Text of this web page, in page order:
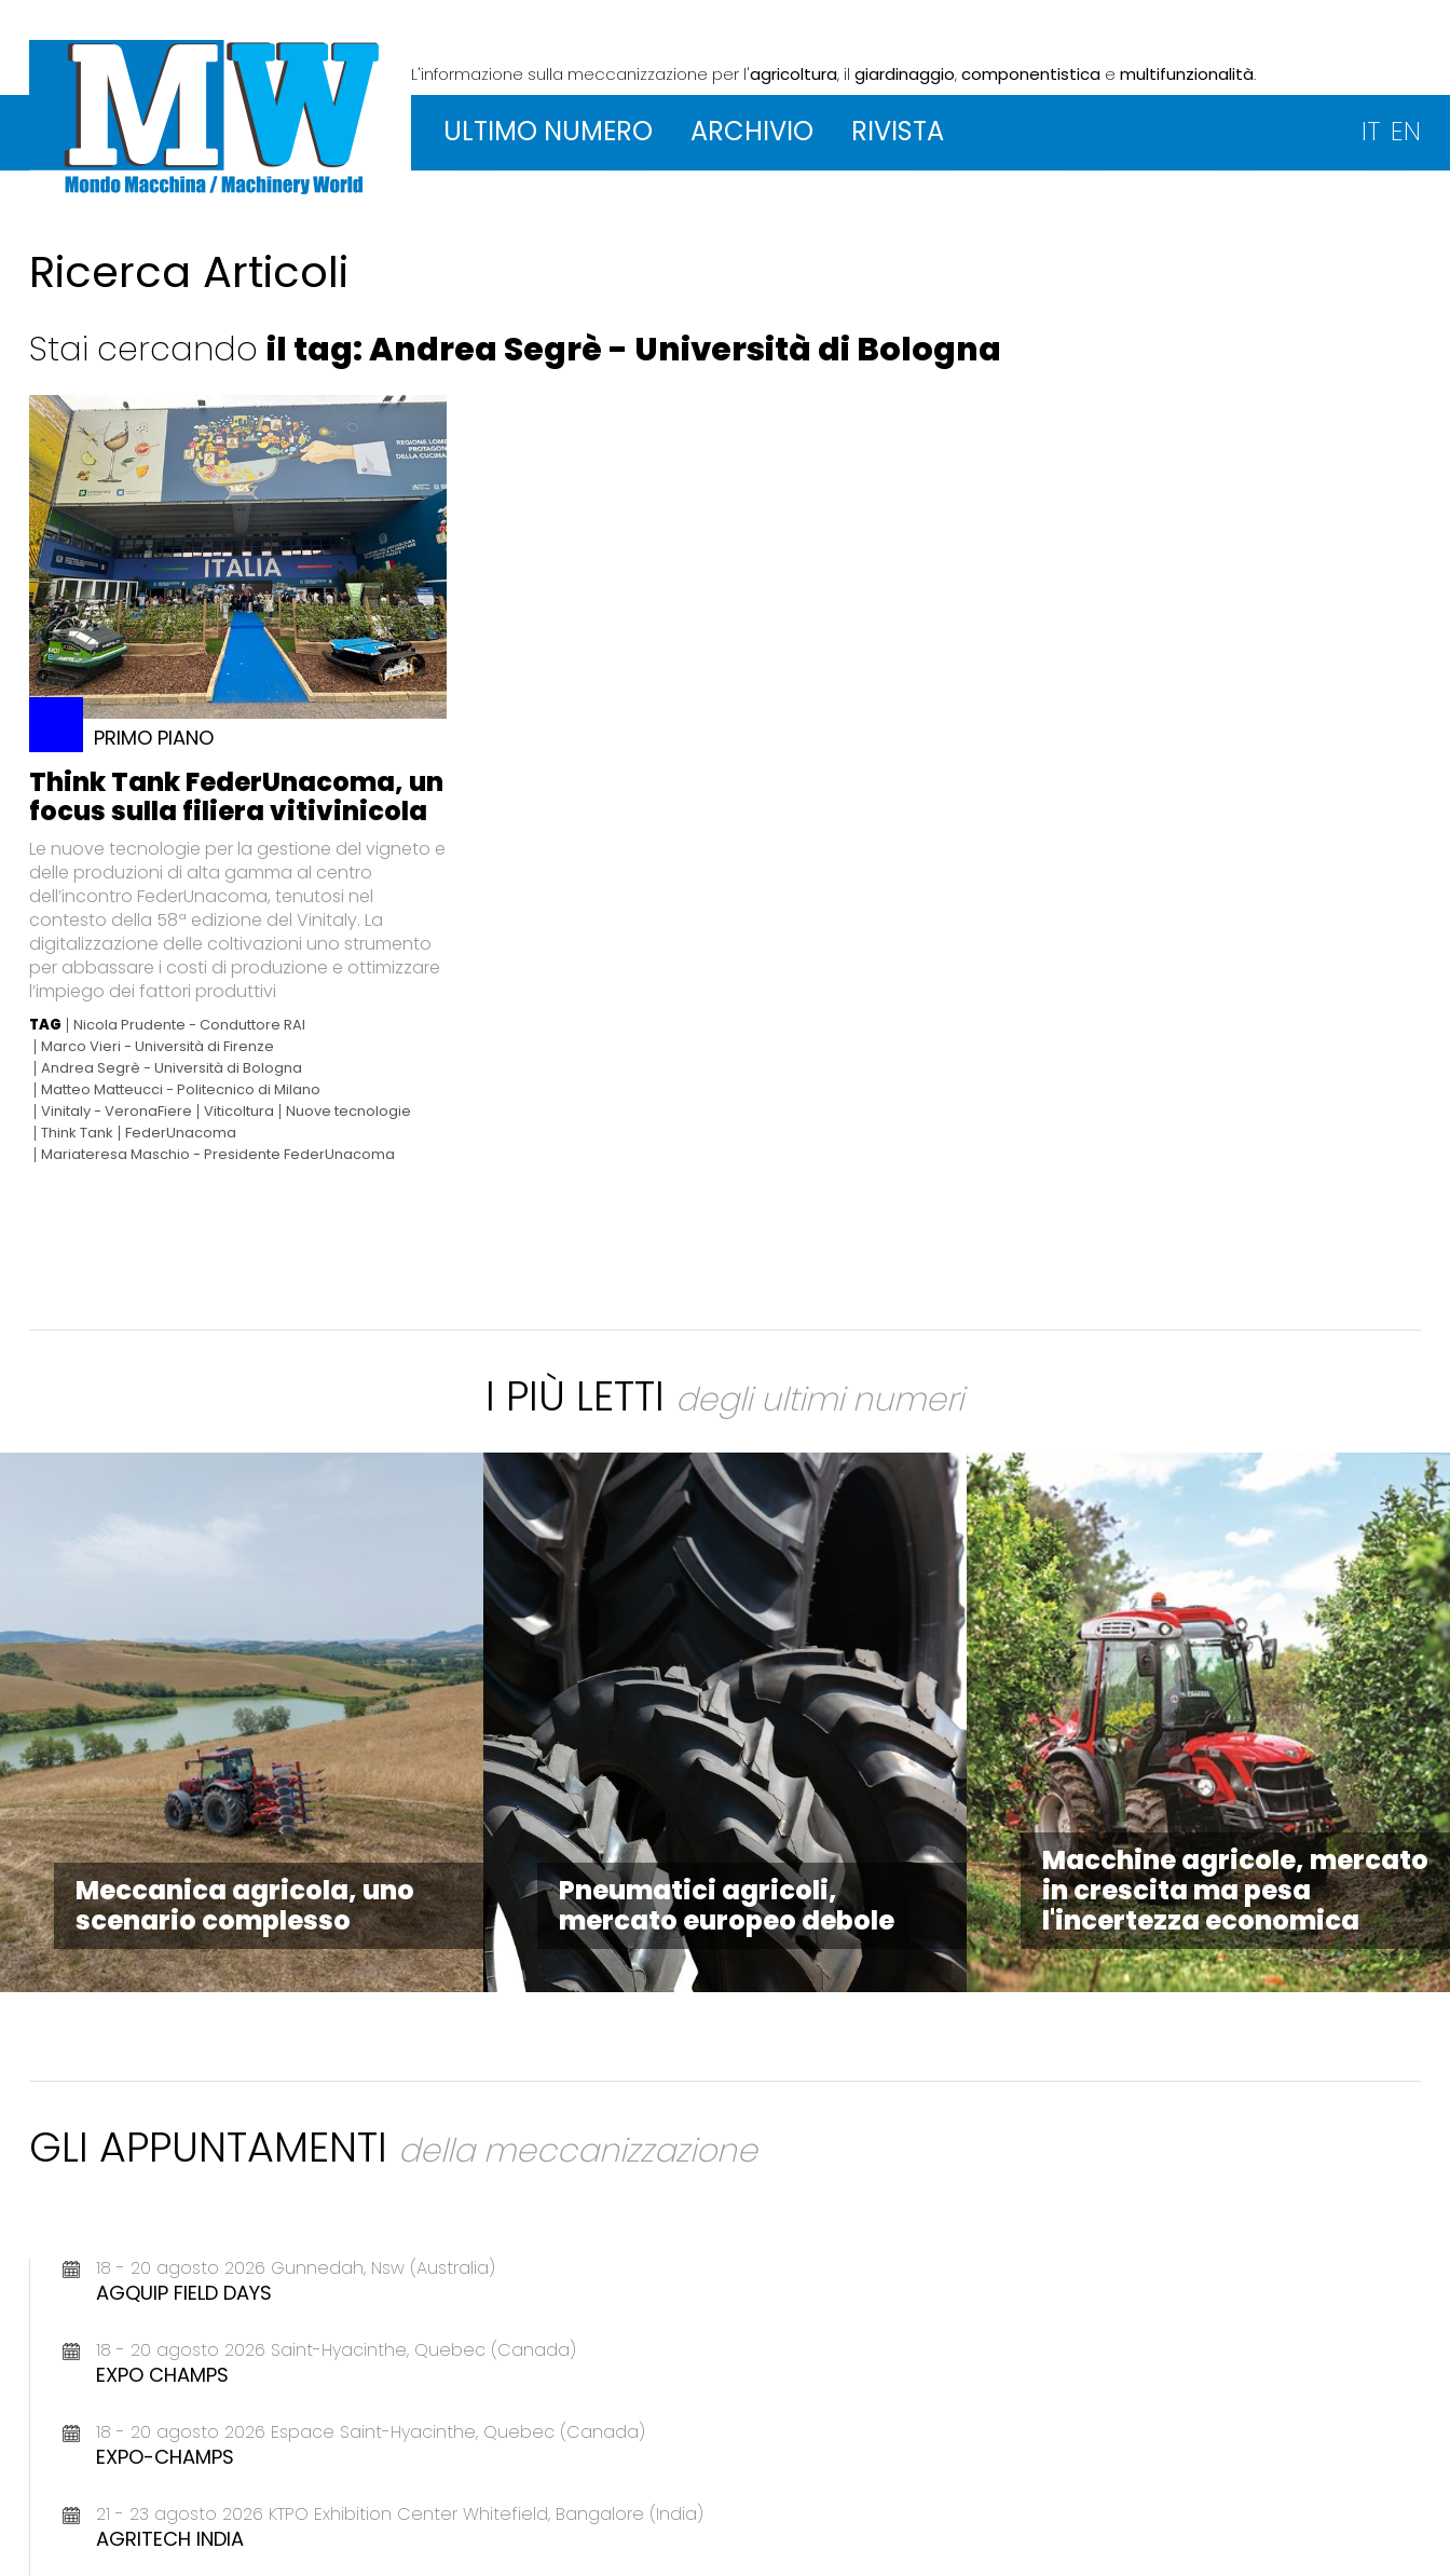
L'informazione sulla meccanizzazione per l'agricoltura, il giardinaggio,componentisticae multifunzionalità.
ULTIMO NUMERO ARCHIVIO RIVISTA IT EN
Ricerca Articoli
Stai cercando il tag: Andrea Segrè - Università di Bologna
PRIMO PIANO
Think Tank FederUnacoma, un
focus sulla filiera vitivinicola
Le nuove tecnologie per la gestione del vigneto e
delle produzioni di alta gamma al centro
dell’incontro FederUnacoma, tenutosi nel
contesto della 58ª edizione del Vinitaly. La
digitalizzazione delle coltivazioni uno strumento
per abbassare i costi di produzione e ottimizzare
l’impiego dei fattori produttivi
TAG
Nicola Prudente - Conduttore RAI
Marco Vieri - Università di Firenze
Andrea Segrè - Università di Bologna
Matteo Matteucci - Politecnico di Milano
Vinitaly - VeronaFiere
Viticoltura
Nuove tecnologie
Think Tank
FederUnacoma
Mariateresa Maschio - Presidente FederUnacoma
I PIÙ LETTI degli ultimi numeri
Meccanica agricola, uno
scenario complesso
Pneumatici agricoli,
mercato europeo debole
Macchine agricole, mercato
in crescita ma pesa
l'incertezza economica
GLI APPUNTAMENTI della meccanizzazione
18 - 20 agosto 2026 Gunnedah, Nsw (Australia)
AGQUIP FIELD DAYS
18 - 20 agosto 2026 Saint-Hyacinthe, Quebec (Canada)
EXPO CHAMPS
18 - 20 agosto 2026 Espace Saint-Hyacinthe, Quebec (Canada)
EXPO-CHAMPS
21 - 23 agosto 2026 KTPO Exhibition Center Whitefield, Bangalore (India)
AGRITECH INDIA